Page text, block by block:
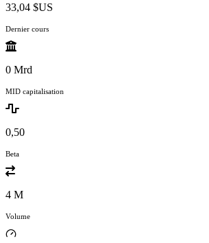
33,04 $US
Dernier cours
0 Mrd
MID capitalisation
0,50
Beta
4 M
Volume